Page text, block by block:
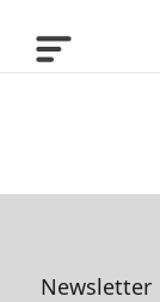
Newsletter